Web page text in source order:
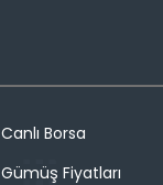
Canlı Borsa
Gümüş Fiyatları